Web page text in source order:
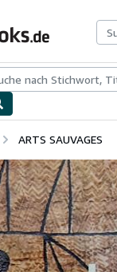
Antiquarische
ARTS SAUVAGES